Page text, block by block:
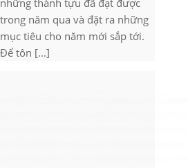
những thành tựu đã đạt được
trong năm qua và đặt ra những
mục tiêu cho năm mới sắp tới.
Để tôn [...]